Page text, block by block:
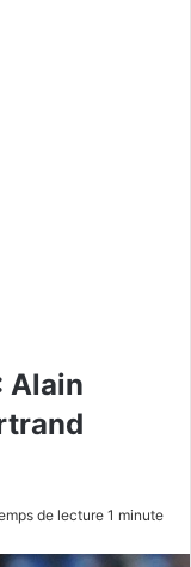
Alain
de lecture 1 minute